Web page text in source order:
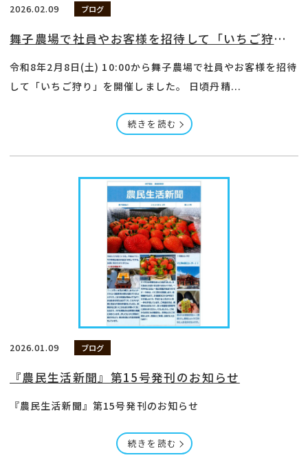
2026.02.09 ブログ
舞子農場で社員やお客様を招待して「いちご狩り」を開催
令和8年2月8日(土) 10:00から舞子農場で社員やお客様を招待
して「いちご狩り」を開催しました。 日頃丹精...
続きを読む
2026.01.09 ブログ
『農民生活新聞』第15号発刊のお知らせ
『農民生活新聞』第15号発刊のお知らせ
続きを読む